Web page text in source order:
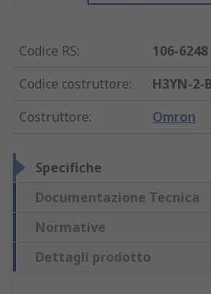
Codice RS:
106-6248
Codice costruttore:
H3YN-2-
Costruttore: Omron
Specifiche
Documentazione Tecnica
Normative
Dettagli prodotto